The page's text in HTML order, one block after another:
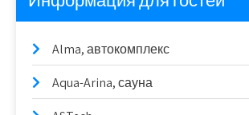
Alma, автокомплекс
Aqua-Arina, сауна